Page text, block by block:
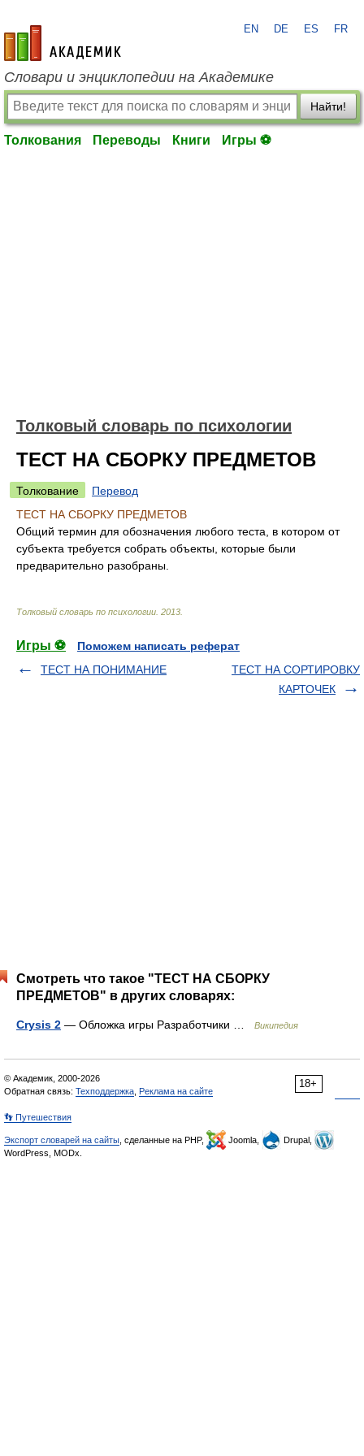
academic.ru
EN DE ES FR
Словари и энциклопедии на Академике
Найти!
Толкования Переводы Книги Игры ⚽
Толковый словарь по психологии
ТЕСТ НА СБОРКУ ПРЕДМЕТОВ
Толкование
Перевод
ТЕСТ НА СБОРКУ ПРЕДМЕТОВ
Общий термин для обозначения любого теста, в котором от
субъекта требуется собрать объекты, которые были
предварительно разобраны.
Толковый словарь по психологии 2013
Игры ⚽
Поможем написать реферат
ТЕСТ НА ПОНИМАНИЕ
ТЕСТ НА СОРТИРОВКУ
КАРТОЧЕК
Смотреть что такое "ТЕСТ НА СБОРКУ
ПРЕДМЕТОВ" в других словарях:
Crysis 2 — Обложка игры Разработчики … Википедия
18+
© Академик, 2000-2026
Обратная связь: Техподдержка Реклама на сайте
👣 Путешествия
Экспорт словарей на сайты , сделанные на PHP, Joomla,
Drupal,
WordPress, MODx.